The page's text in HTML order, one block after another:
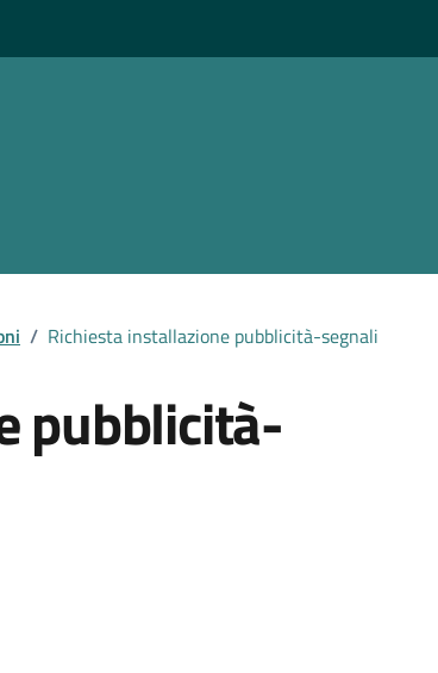
/ Richiesta installazione pubblicità-segnali
pubblicità-